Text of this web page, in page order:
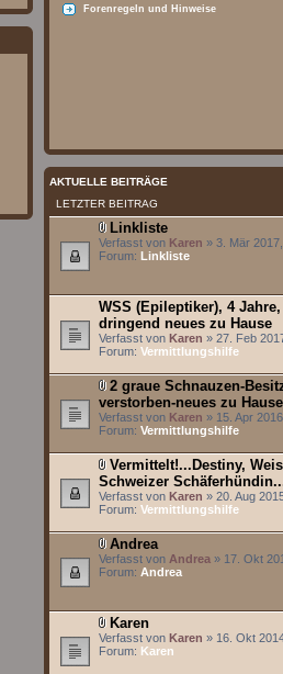
Forenregeln und Hinweise
AKTUELLE BEITRÄGE
LETZTER BEITRAG
Linkliste
Verfasst von Karen » 3. Mär
Forum: Linkliste
WSS (Epileptiker), 4
dringend neues zu Hause
Verfasst von Karen » 27. Feb
Forum: Vermittlungshilfe
2 graue Schnauzen-
verstorben-neues zu
Verfasst von Karen » 15. Apr
Forum: Vermittlungshilfe
Vermittelt!...Destiny,
Schweizer
Verfasst von Karen » 20. Aug
Forum: Vermittlungshilfe
Andrea
Verfasst von Andrea » 17. Okt
Forum: Andrea
Karen
Verfasst von Karen » 16. Okt
Forum: Karen